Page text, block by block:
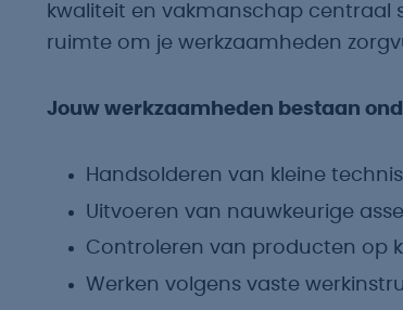
kwaliteit en vakmanschap centraal
ruimte om je werkzaamheden
Jouw werkzaamheden bestaan
Handsolderen van kleine
Uitvoeren van nauwkeurige
Controleren van producten op
Werken volgens vaste